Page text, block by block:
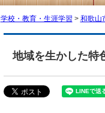
学校・教育・生涯学習 > 和歌山
地域を生かした特